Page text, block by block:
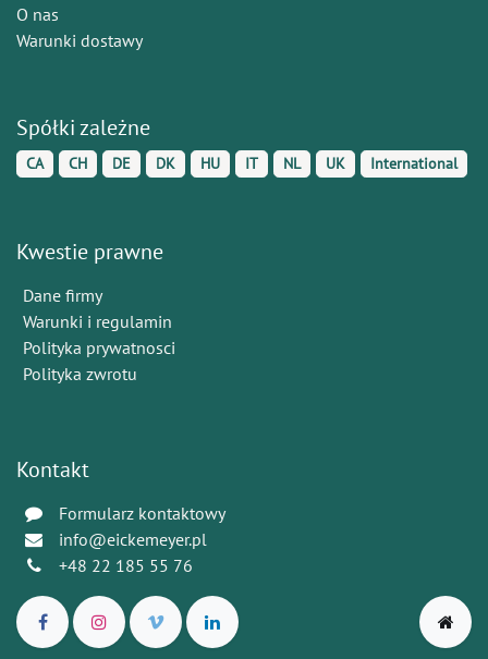
O nas
Warunki dostawy
Spółki zależne
CA CH DE DK HU IT NL UK International
Kwestie prawne
Dane firmy
Warunki i regulamin
Polityka prywatnosci
Polityka zwrotu
Kontakt
Formularz kontaktowy
info@eickemeyer.pl
+48 22 185 55 76